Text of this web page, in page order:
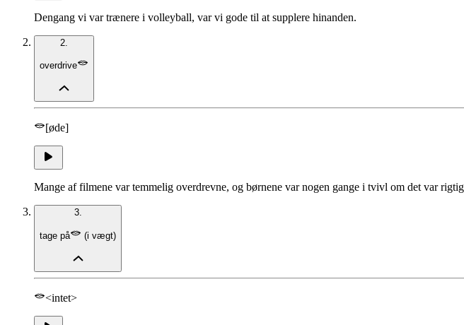
Dengang vi var trænere i volleyball, var vi gode til at supplere hinanden.
2.
overdrive
[øde]
Mange af filmene var temmelig overdrevne, og børnene var nogen gange i tvivl om det var
3.
tage på (i vægt)
<intet>